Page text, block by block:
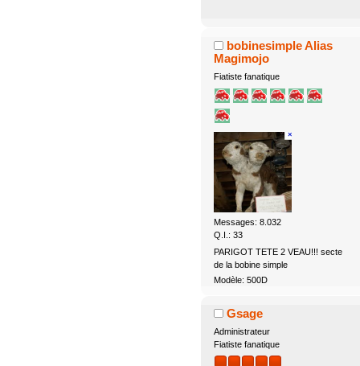
bobinesimple Alias
Magimojo
Fiatiste fanatique
Messages: 8.032
Q.I.: 33
PARIGOT TETE 2 VEAU!!! secte
de la bobine simple
Modèle: 500D
Gsage
Administrateur
Fiatiste fanatique